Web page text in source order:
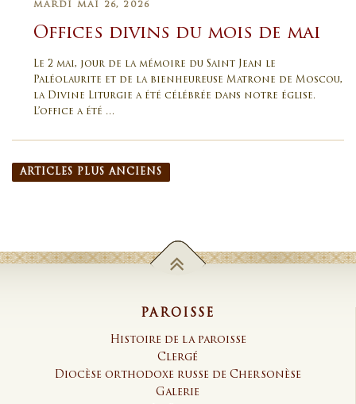
MARDI MAI 26, 2026
Offices divins du mois de mai
Le 2 mai, jour de la mémoire du Saint Jean le
Paléolaurite et de la bienheureuse Matrone de Moscou,
la Divine Liturgie a été célébrée dans notre église.
L’office a été …
ARTICLES PLUS ANCIENS
PAROISSE
Histoire de la paroisse
Clergé
Diocèse orthodoxe russe de Chersonèse
Galerie